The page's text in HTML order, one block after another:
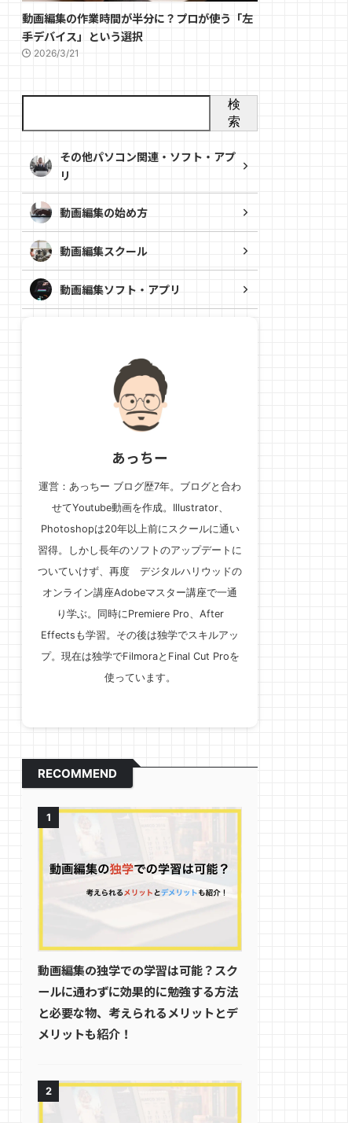
動画編集の作業時間が半分に？プロが使う「左
手デバイス」という選択
2026/3/21
検
索
その他パソコン関連・ソフト・アプ
リ
動画編集の始め方
動画編集スクール
動画編集ソフト・アプリ
あっちー
運営：あっちー ブログ歴7年。ブログと合わ
せてYoutube動画を作成。Illustrator、
Photoshopは20年以上前にスクールに通い
習得。しかし長年のソフトのアップデートに
ついていけず、再度 デジタルハリウッドの
オンライン講座Adobeマスター講座で一通
り学ぶ。同時にPremiere Pro、After
Effectsも学習。その後は独学でスキルアッ
プ。現在は独学でFilmoraとFinal Cut Proを
使っています。
RECOMMEND
1
動画編集の独学での学習は可能？スク
ールに通わずに効果的に勉強する方法
と必要な物、考えられるメリットとデ
メリットも紹介！
2